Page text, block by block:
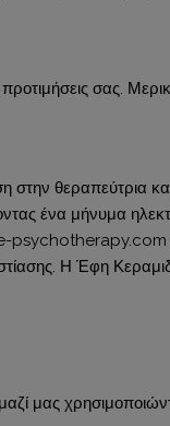
σας.
θεραπεύτρια
ένα μήνυμα
psychotherapy.com
Η Έφη
μας